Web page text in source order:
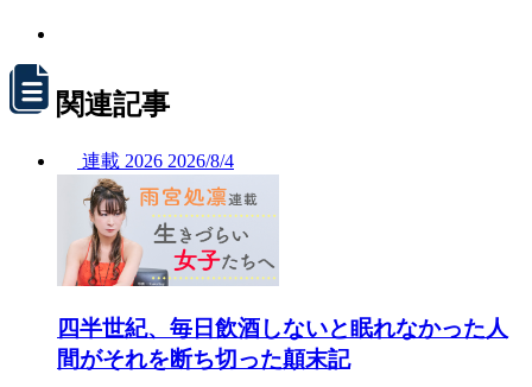
関連記事
連載 2026 2026/8/4
四半世紀、毎日飲酒しないと眠れなかった人
間がそれを断ち切った顛末記